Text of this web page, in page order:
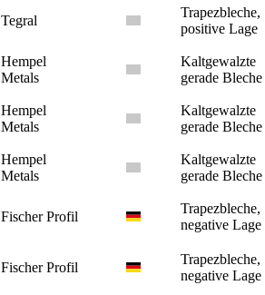
Tegral
Trapezbleche,
positive Lage
Hempel
Metals
Kaltgewalzte
gerade Bleche
Hempel
Metals
Kaltgewalzte
gerade Bleche
Hempel
Metals
Kaltgewalzte
gerade Bleche
Fischer Profil
Trapezbleche,
negative Lage
Fischer Profil
Trapezbleche,
negative Lage